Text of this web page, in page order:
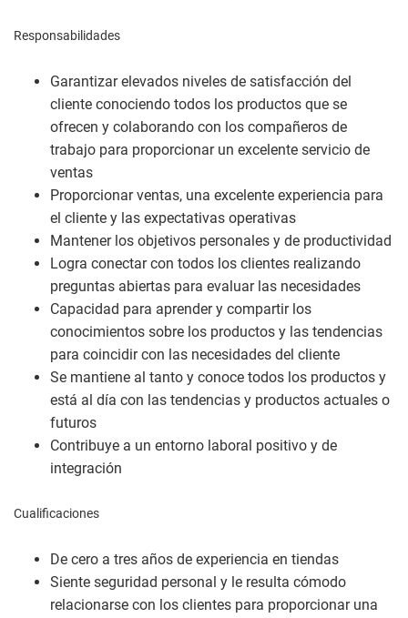
Responsabilidades
Garantizar elevados niveles de satisfacción del
cliente conociendo todos los productos que se
ofrecen y colaborando con los compañeros de
trabajo para proporcionar un excelente servicio de
ventas
Proporcionar ventas, una excelente experiencia para
el cliente y las expectativas operativas
Mantener los objetivos personales y de productividad
Logra conectar con todos los clientes realizando
preguntas abiertas para evaluar las necesidades
Capacidad para aprender y compartir los
conocimientos sobre los productos y las tendencias
para coincidir con las necesidades del cliente
Se mantiene al tanto y conoce todos los productos y
está al día con las tendencias y productos actuales o
futuros
Contribuye a un entorno laboral positivo y de
integración
Cualificaciones
De cero a tres años de experiencia en tiendas
Siente seguridad personal y le resulta cómodo
relacionarse con los clientes para proporcionar una